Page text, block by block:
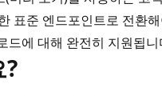
표준 엔드포인트로 전환
드에 대해 완전히 지원됩니